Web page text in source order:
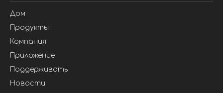
Дом
Продукты
Компания
Приложение
Поддерживать
Новости